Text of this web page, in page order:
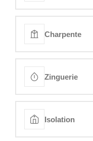
Charpente
Zinguerie
Isolation